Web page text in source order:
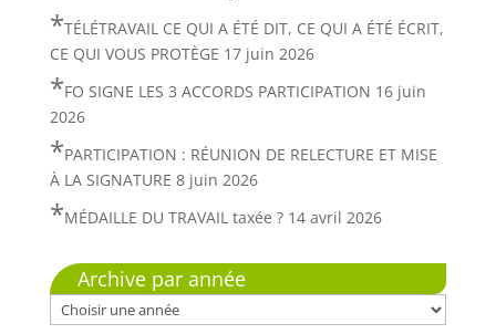
TÉLÉTRAVAIL CE QUI A ÉTÉ DIT, CE QUI A ÉTÉ ÉCRIT,
CE QUI VOUS PROTÈGE 17 juin 2026
FO SIGNE LES 3 ACCORDS PARTICIPATION 16 juin
2026
PARTICIPATION : RÉUNION DE RELECTURE ET MISE
À LA SIGNATURE 8 juin 2026
MÉDAILLE DU TRAVAIL taxée ? 14 avril 2026
Archive par année